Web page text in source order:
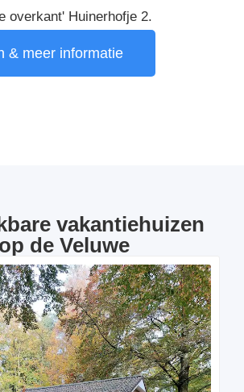
overkant' Huinerhofje 2.
& meer informatie
vakantiehuizen
op de Veluwe